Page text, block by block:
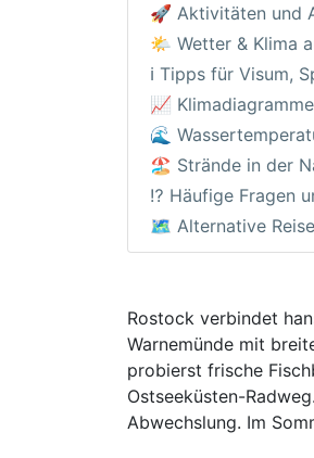
🚀 Aktivitäten und
🌤️ Wetter & Klima
ℹ️ Tipps für Visum,
📈 Klimadiagramme
🌊
🏖️ Strände in der
⁉️ Häufige Fragen
🗺️ Alternative
Rostock verbindet
Warnemünde mit
probierst frische
Ostseeküsten-
Abwechslung. Im